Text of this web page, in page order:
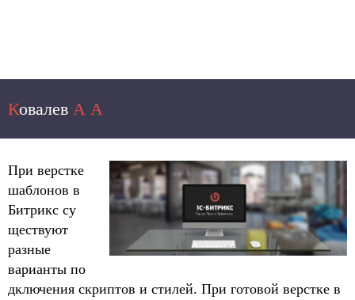
Ковалев А А
При верстке
шаблонов в
Битрикс су
ществуют
разные
варианты по
дключения скриптов и стилей. При готовой верстке в